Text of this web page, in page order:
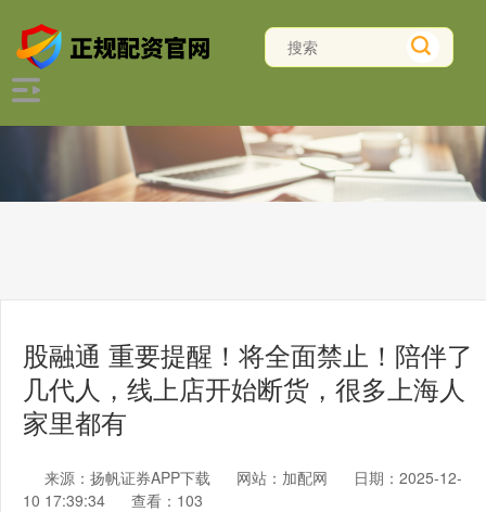
股融通 重要提醒！将全面禁止！陪伴了
几代人，线上店开始断货，很多上海人
家里都有
来源：扬帆证券APP下载 网站：加配网
日期：2025-12-
10 17:39:34
查看：103